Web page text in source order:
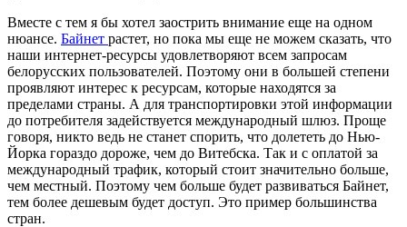
Вместе с тем я бы хотел заострить внимание еще на одном
нюансе. Байнет растет, но пока мы еще не можем сказать, что
наши интернет-ресурсы удовлетворяют всем запросам
белорусских пользователей. Поэтому они в большей степени
проявляют интерес к ресурсам, которые находятся за
пределами страны. А для транспортировки этой информации
до потребителя задействуется международный шлюз. Проще
говоря, никто ведь не станет спорить, что долететь до Нью-
Йорка гораздо дороже, чем до Витебска. Так и с оплатой за
международный трафик, который стоит значительно больше,
чем местный. Поэтому чем больше будет развиваться Байнет,
тем более дешевым будет доступ. Это пример большинства
стран.